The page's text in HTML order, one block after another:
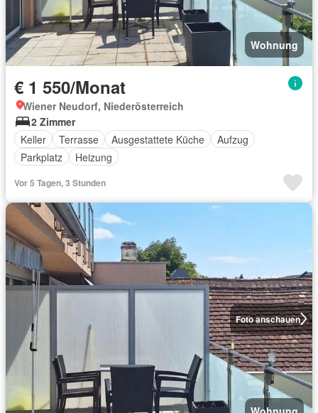
Wohnung
€ 1 550/Monat
Wiener Neudorf, Niederösterreich
2 Zimmer
Keller
Terrasse Ausgestattete Küche
Aufzug
Parkplatz
Heizung
Vor 5 Tagen, 3 Stunden
Foto anschauen